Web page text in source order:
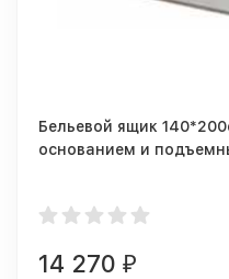
Бельевой ящик
основанием и
14 270 ₽